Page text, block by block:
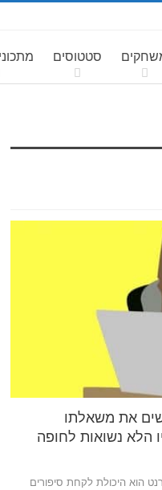
סטטוסים
את משאלתו
הלא נשואות לחופה
הוא היכולת לקחת סיפורים